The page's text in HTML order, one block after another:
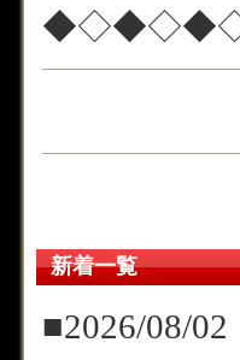
新着一覧
■2026/08/02